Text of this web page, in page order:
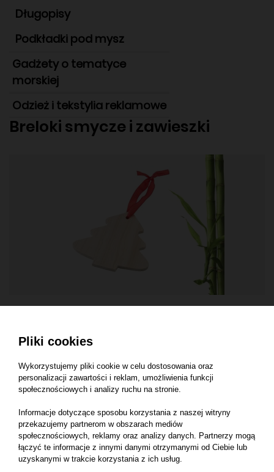
Długopisy
Podkładki pod mysz
Gadżety o tematyce
morskiej
Odzież i tekstylia reklamowe
Breloki smycze i zawieszki
Pliki cookies
Wykorzystujemy pliki cookie w celu dostosowania oraz
personalizacji zawartości i reklam, umożliwienia funkcji
społecznościowych i analizy ruchu na stronie.
Informacje dotyczące sposobu korzystania z naszej witryny
przekazujemy partnerom w obszarach mediów
społecznościowych, reklamy oraz analizy danych. Partnerzy mogą
łączyć te informacje z innymi danymi otrzymanymi od Ciebie lub
uzyskanymi w trakcie korzystania z ich usług.